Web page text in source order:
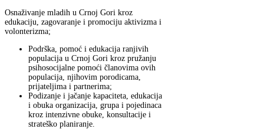
Osnaživanje mladih u Crnoj Gori kroz
edukaciju, zagovaranje i promociju aktivizma i
volonterizma;
Podrška, pomoć i edukacija ranjivih
populacija u Crnoj Gori kroz pružanju
psihosocijalne pomoći članovima ovih
populacija, njihovim porodicama,
prijateljima i partnerima;
Podizanje i jačanje kapaciteta, edukacija
i obuka organizacija, grupa i pojedinaca
kroz intenzivne obuke, konsultacije i
strateško planiranje.